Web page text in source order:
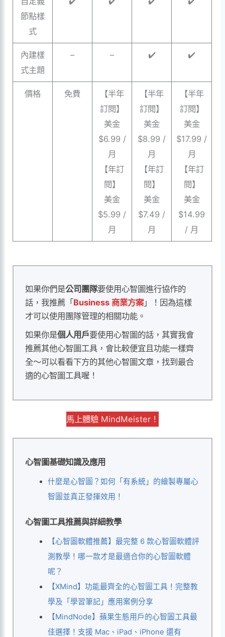
節點樣
式
內建樣
式主題
– – ✔️ ✔️
價格 免費
【半年
訂閱】
美金
$6.99 /
月
【年訂
閱】
美金
$5.99 /
月
【半年
訂閱】
美金
$8.99 /
月
【年訂
閱】
美金
$7.49 /
月
【半年
訂閱】
美金
$17.99 /
月
【年訂
閱】
美金
$14.99
/ 月
如果你們是公司團隊要使用心智圖進行協作的
話，我推薦「Business 商業方案」！因為這樣
才可以使用團隊管理的相關功能。
如果你是個人用戶要使用心智圖的話，其實我會
推薦其他心智圖工具，會比較便宜且功能一樣齊
全～可以看看下方的其他心智圖文章，找到最合
適的心智圖工具喔！
馬上體驗 MindMeister！
心智圖基礎知識及應用
什麼是心智圖？如何「有系統」的繪製專屬心
智圖並真正發揮效用！
心智圖工具推薦與詳細教學
【心智圖軟體推薦】最完整 6 款心智圖軟體評
測教學！哪一款才是最適合你的心智圖軟體
呢？
【XMind】功能最齊全的心智圖工具！完整教
學及「學習筆記」應用案例分享
【MindNode】蘋果生態用戶的心智圖工具最
佳選擇！支援 Mac、iPad、iPhone 還有